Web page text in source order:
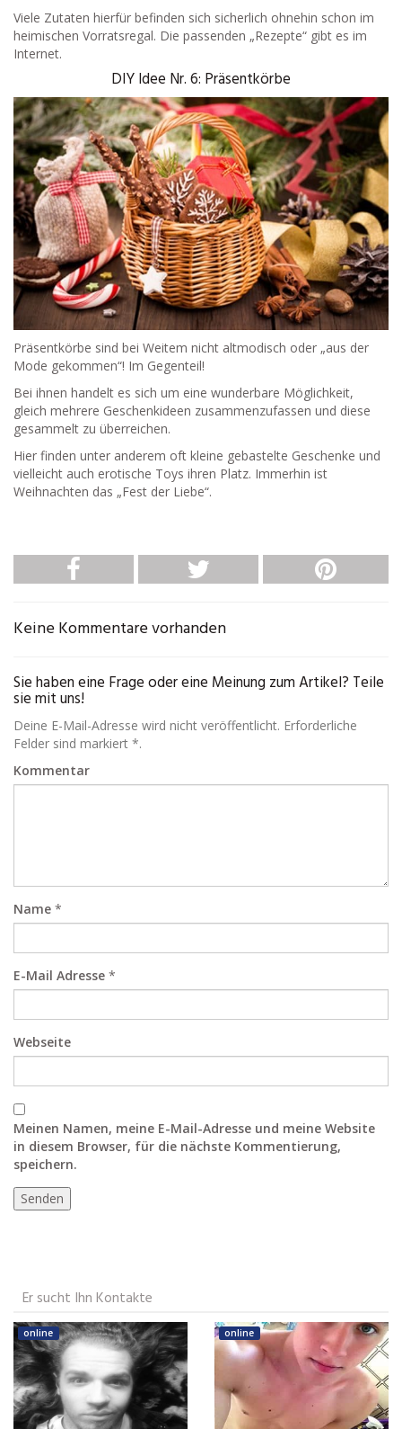
Viele Zutaten hierfür befinden sich sicherlich ohnehin schon im
heimischen Vorratsregal. Die passenden „Rezepte“ gibt es im
Internet.
DIY Idee Nr. 6: Präsentkörbe
Präsentkörbe sind bei Weitem nicht altmodisch oder „aus der
Mode gekommen“! Im Gegenteil!
Bei ihnen handelt es sich um eine wunderbare Möglichkeit,
gleich mehrere Geschenkideen zusammenzufassen und diese
gesammelt zu überreichen.
Hier finden unter anderem oft kleine gebastelte Geschenke und
vielleicht auch erotische Toys ihren Platz. Immerhin ist
Weihnachten das „Fest der Liebe“.
Keine Kommentare vorhanden
Sie haben eine Frage oder eine Meinung zum Artikel? Teile
sie mit uns!
Deine E-Mail-Adresse wird nicht veröffentlicht. Erforderliche
Felder sind markiert *.
Kommentar
Name *
E-Mail Adresse *
Webseite
Meinen Namen, meine E-Mail-Adresse und meine Website
in diesem Browser, für die nächste Kommentierung,
speichern.
Er sucht Ihn Kontakte
online online